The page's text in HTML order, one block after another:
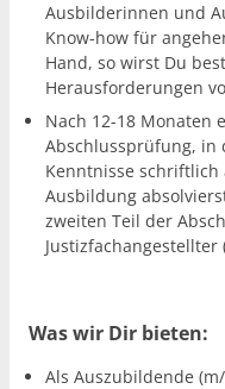
Ausbilderinnen und
Know-how für
Hand, so wirst Du
Herausforderungen
Nach 12-18 Monaten
Abschlussprüfung, in
Kenntnisse schriftlich
Ausbildung
zweiten Teil der
Justizfachangestellter
Was wir Dir bieten:
Als Auszubildende